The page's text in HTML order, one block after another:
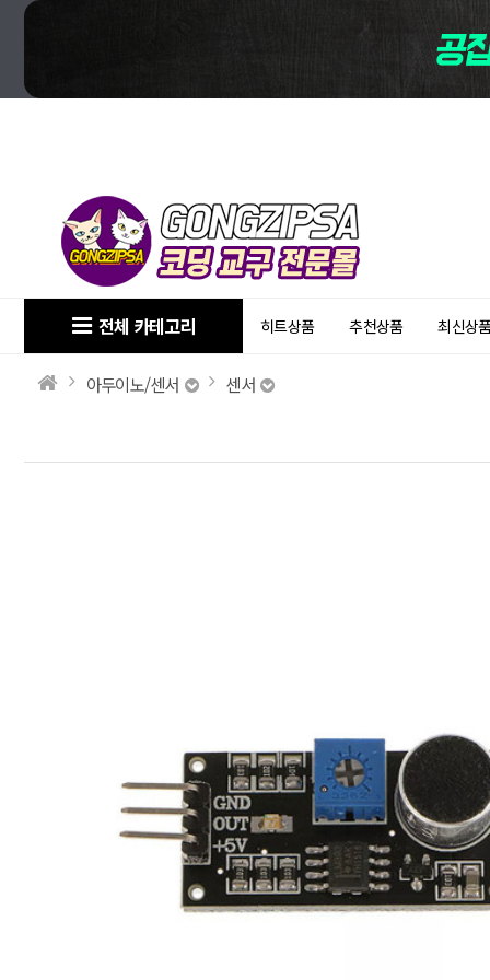
전체 카테고리 히트상품 추천상품 최신상
아두이노/센서 센서